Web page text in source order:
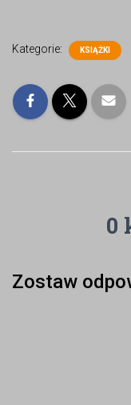
Kategorie: KSIĄŻKI
0
Zostaw